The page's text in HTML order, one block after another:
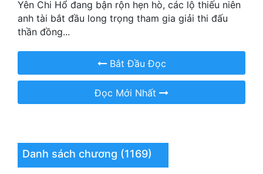
Khoa Huyễn
Kinh Dị
Kỳ Ảo
Linh Dị
Yên Chi Hổ đang bận rộn hẹn hò, các lộ thiếu niên
anh tài bắt đầu long trọng tham gia giải thi đấu
thần đồng...
Bắt Đầu Đọc
Đọc Mới Nhất
Danh sách chương (1169)